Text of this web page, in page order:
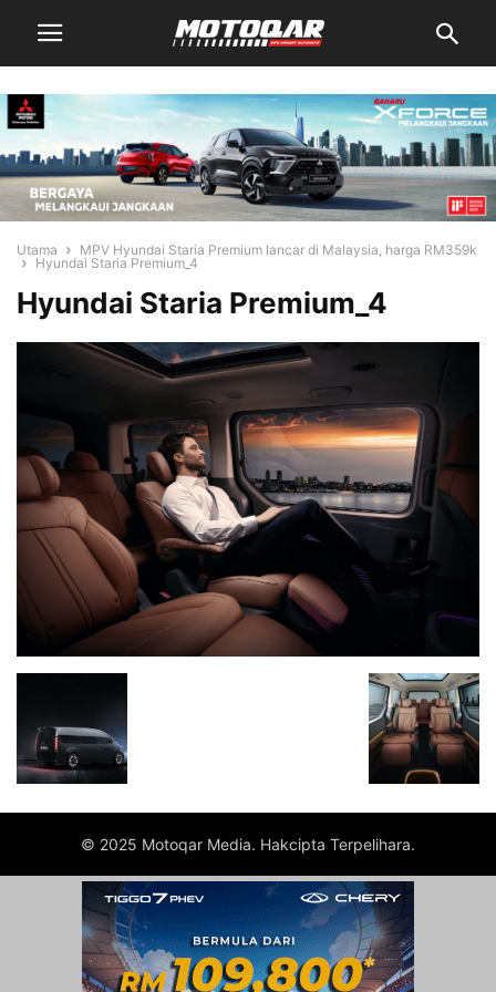
Utama
MPV Hyundai Staria Premium lancar di Malaysia, harga RM359k
Hyundai Staria Premium_4
Hyundai Staria Premium_4
© 2025 Motoqar Media. Hakcipta Terpelihara.